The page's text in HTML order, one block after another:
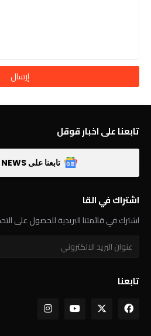
تابعنا على اخبار قوقل
تابعنا على GOOGLE NEWS
اشتراك في القا
اشترك في قائمتنا البريدية للحصول على
تابعنا